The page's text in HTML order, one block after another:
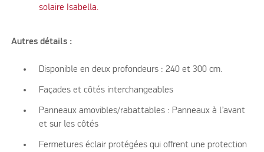
solaire Isabella.
Autres détails :
Disponible en deux profondeurs : 240 et 300 cm.
Façades et côtés interchangeables
Panneaux amovibles/rabattables : Panneaux à l’avant
et sur les côtés
Fermetures éclair protégées qui offrent une protection